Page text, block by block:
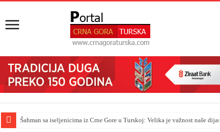
Šahman sa iseljenicima iz Crne Gore u Turskoj: Velika je važnost naše